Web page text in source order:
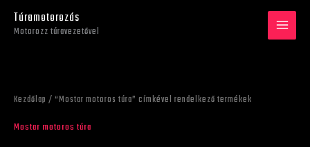
Túramotorozás
Motorozz túravezetővel
Kezdőlap / “Mostar motoros túra” címkével rendelkező termékek
Mostar motoros túra